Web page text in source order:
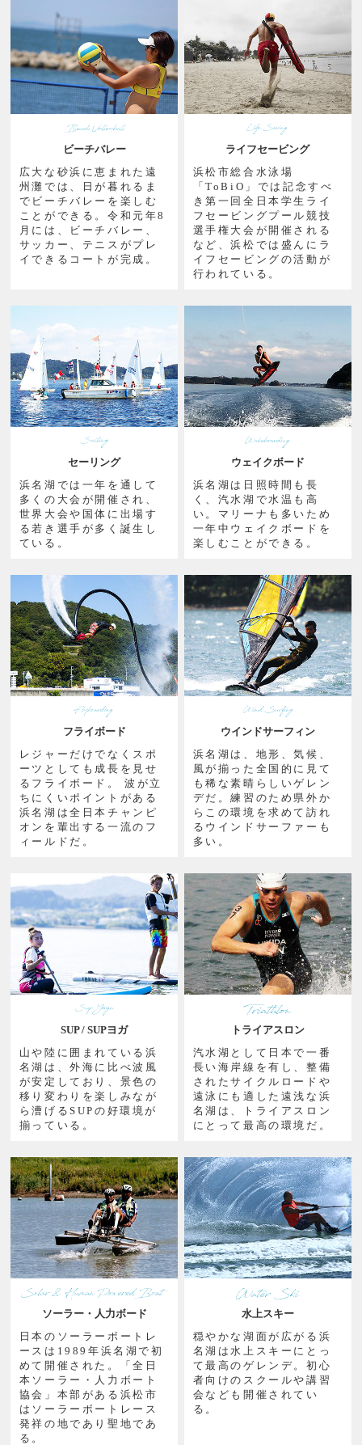
ビーチバレー
広大な砂浜に恵まれた遠
州灘では、日が暮れるま
でビーチバレーを楽しむ
ことができる。令和元年8
月には、ビーチバレー、
サッカー、テニスがプレ
イできるコートが完成。
ライフセービング
浜松市総合水泳場
「ToBiO」では記念すべ
き第一回全日本学生ライ
フセービングプール競技
選手権大会が開催される
など、浜松では盛んにラ
イフセービングの活動が
行われている。
セーリング
浜名湖では一年を通して
多くの大会が開催され、
世界大会や国体に出場す
る若き選手が多く誕生し
ている。
ウェイクボード
浜名湖は日照時間も長
く、汽水湖で水温も高
い。マリーナも多いため
一年中ウェイクボードを
楽しむことができる。
フライボード
レジャーだけでなくスポ
ーツとしても成長を見せ
るフライボード。 波が立
ちにくいポイントがある
浜名湖は全日本チャンピ
オンを輩出する一流のフ
ィールドだ。
ウインドサーフィン
浜名湖は、地形、気候、
風が揃った全国的に見て
も稀な素晴らしいゲレン
デだ。練習のため県外か
らこの環境を求めて訪れ
るウインドサーファーも
多い。
SUP / SUPヨガ
山や陸に囲まれている浜
名湖は、外海に比べ波風
が安定しており、景色の
移り変わりを楽しみなが
ら漕げるSUPの好環境が
揃っている。
トライアスロン
汽水湖として日本で一番
長い海岸線を有し、整備
されたサイクルロードや
遠泳にも適した遠浅な浜
名湖は、トライアスロン
にとって最高の環境だ。
ソーラー・人力ボード
日本のソーラーボートレ
ースは1989年浜名湖で初
めて開催された。「全日
本ソーラー・人力ボート
協会」本部がある浜松市
はソーラーボートレース
発祥の地であり聖地であ
る。
水上スキー
穏やかな湖面が広がる浜
名湖は水上スキーにとっ
て最高のゲレンデ。初心
者向けのスクールや講習
会なども開催されてい
る。